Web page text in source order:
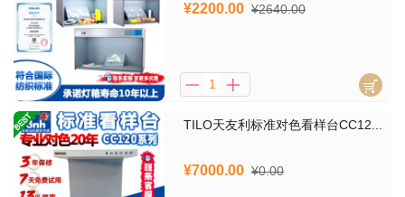
¥2200.00 ¥2640.00
TILO天友利标准对色看样台CC12...
¥7000.00 ¥0.00